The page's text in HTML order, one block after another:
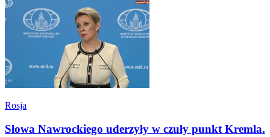
Rosja
Słowa Nawrockiego uderzyły w czuły punkt Kremla.